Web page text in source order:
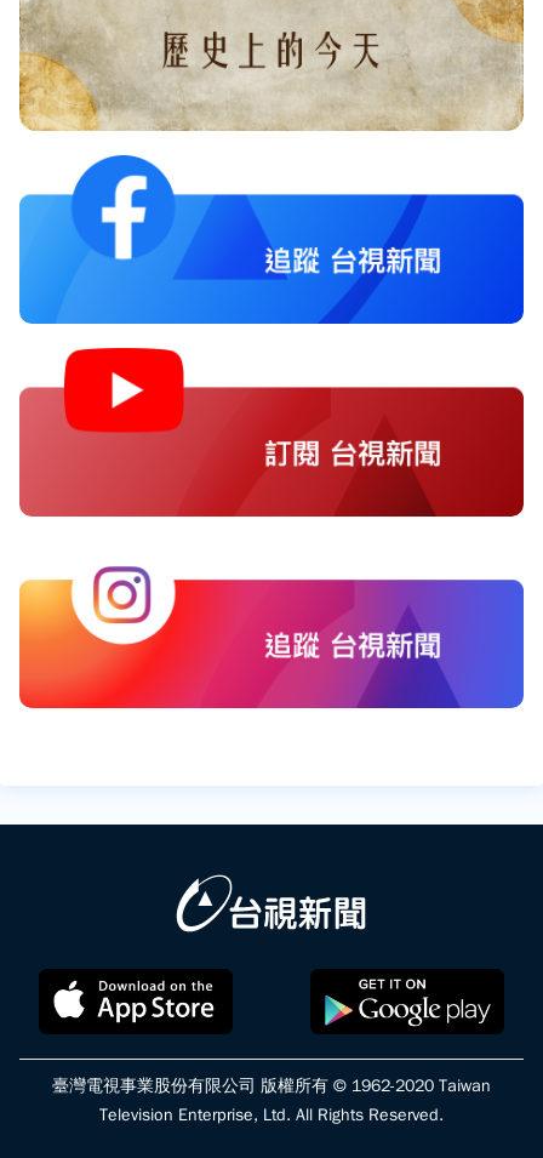
臺灣電視事業股份有限公司 版權所有 © 1962-2020 Taiwan
Television Enterprise, Ltd. All Rights Reserved.